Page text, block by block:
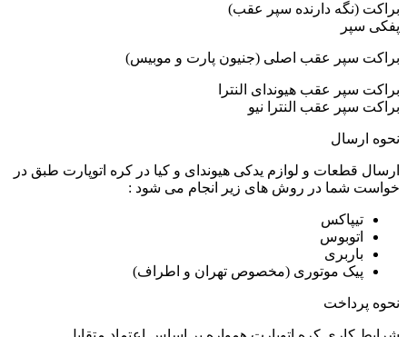
براکت (نگه دارنده سپر عقب)
پفکی سپر
براکت سپر عقب اصلی (جنیون پارت و موبیس)
براکت سپر عقب هیوندای النترا
براکت سپر عقب النترا نیو
نحوه ارسال
ارسال قطعات و لوازم یدکی هیوندای و کیا در کره اتوپارت طبق در
خواست شما در روش های زیر انجام می شود :
تیپاکس
اتوبوس
باربری
پیک موتوری (مخصوص تهران و اطراف)
نحوه پرداخت